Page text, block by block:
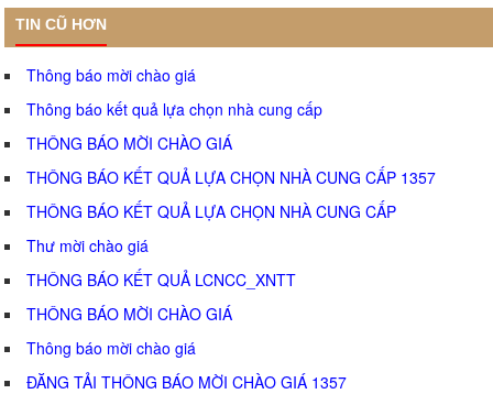
TIN CŨ HƠN
Thông báo mời chào giá
Thông báo kết quả lựa chọn nhà cung cấp
THÔNG BÁO MỜI CHÀO GIÁ
THÔNG BÁO KẾT QUẢ LỰA CHỌN NHÀ CUNG CẤP 1357
THÔNG BÁO KẾT QUẢ LỰA CHỌN NHÀ CUNG CẤP
Thư mời chào giá
THÔNG BÁO KẾT QUẢ LCNCC_XNTT
THÔNG BÁO MỜI CHÀO GIÁ
Thông báo mời chào giá
ĐĂNG TẢI THÔNG BÁO MỜI CHÀO GIÁ 1357